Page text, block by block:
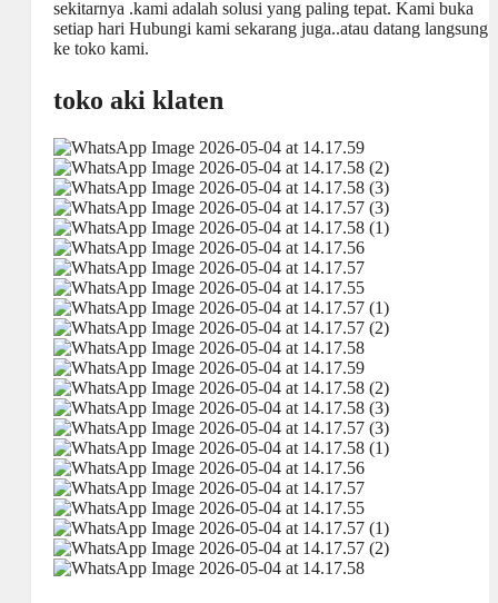
sekitarnya .kami adalah solusi yang paling tepat. Kami buka
setiap hari Hubungi kami sekarang juga..atau datang langsung
ke toko kami.
toko aki klaten